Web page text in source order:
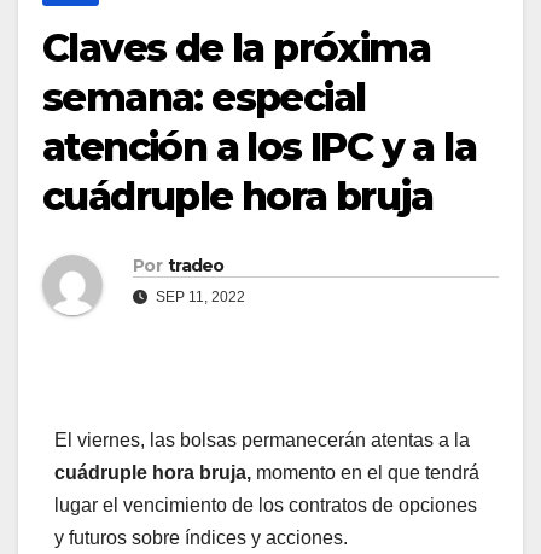
Claves de la próxima
semana: especial
atención a los IPC y a la
cuádruple hora bruja
Por tradeo
SEP 11, 2022
El viernes, las bolsas permanecerán atentas a la
cuádruple hora bruja, momento en el que tendrá
lugar el vencimiento de los contratos de opciones
y futuros sobre índices y acciones.